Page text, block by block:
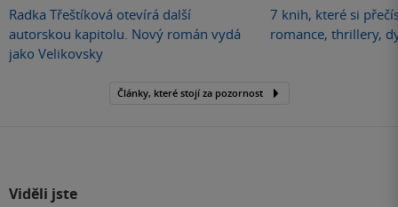
Radka Třeštíková otevírá další
autorskou kapitolu. Nový román vydá
jako Velikovsky
7 knih, které si
romance, thrillery,
Články, které stojí za pozornost
Viděli jste